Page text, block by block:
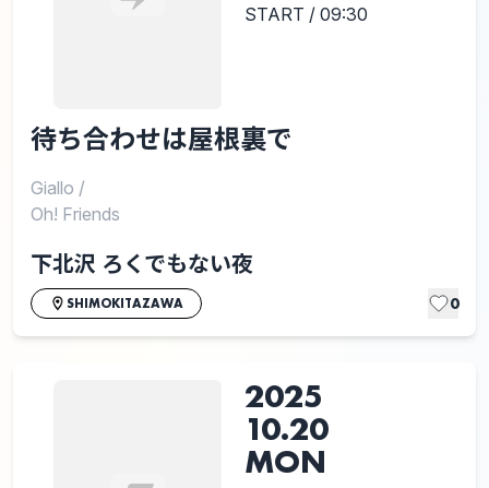
START / 09:30
待ち合わせは屋根裏で
Giallo /
Oh! Friends
下北沢 ろくでもない夜
SHIMOKITAZAWA 0
2025
10.20
MON